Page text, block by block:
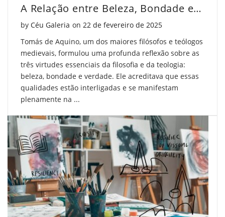
A Relação entre Beleza, Bondade e Verdade em Tomás de Aquino
by Céu Galeria on Posted on
22 de fevereiro de 2025
Tomás de Aquino, um dos maiores filósofos e teólogos
medievais, formulou uma profunda reflexão sobre as
três virtudes essenciais da filosofia e da teologia:
beleza, bondade e verdade. Ele acreditava que essas
qualidades estão interligadas e se manifestam
plenamente na ...